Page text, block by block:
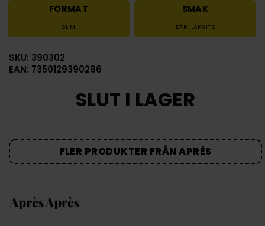
FORMAT
SLIM
SMAK
BÄR, LAKRITS
SKU: 390302
EAN: 7350129390296
SLUT I LAGER
FLER PRODUKTER FRÅN APRÈS